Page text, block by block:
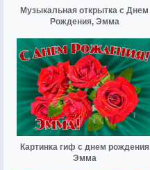
Музыкальная открытка с Днем
Рождения, Эмма
Картинка гиф с днем рождения
Эмма